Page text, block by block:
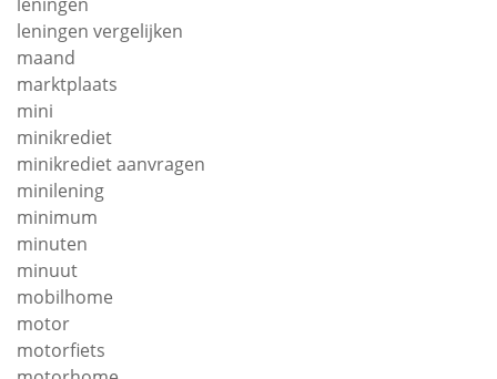
leningen vergelijken
maand
marktplaats
mini
minikrediet
minikrediet aanvragen
minilening
minimum
minuten
minuut
mobilhome
motor
motorfiets